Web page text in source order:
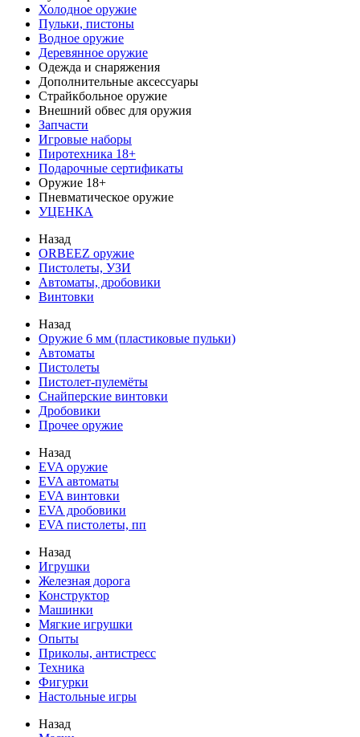
Холодное оружие
Пульки, пистоны
Водное оружие
Деревянное оружие
Одежда и снаряжения
Дополнительные аксессуары
Страйкбольное оружие
Внешний обвес для оружия
Запчасти
Игровые наборы
Пиротехника 18+
Подарочные сертификаты
Оружие 18+
Пневматическое оружие
УЦЕНКА
Назад
ORBEEZ оружие
Пистолеты, УЗИ
Автоматы, дробовики
Винтовки
Назад
Оружие 6 мм (пластиковые пульки)
Автоматы
Пистолеты
Пистолет-пулемёты
Снайперские винтовки
Дробовики
Прочее оружие
Назад
EVA оружие
EVA автоматы
EVA винтовки
EVA дробовики
EVA пистолеты, пп
Назад
Игрушки
Железная дорога
Конструктор
Машинки
Мягкие игрушки
Опыты
Приколы, антистресс
Техника
Фигурки
Настольные игры
Назад